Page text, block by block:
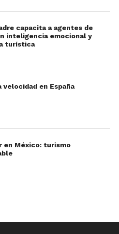
capacita a agentes de
inteligencia emocional y
turística
velocidad en España
en México: turismo